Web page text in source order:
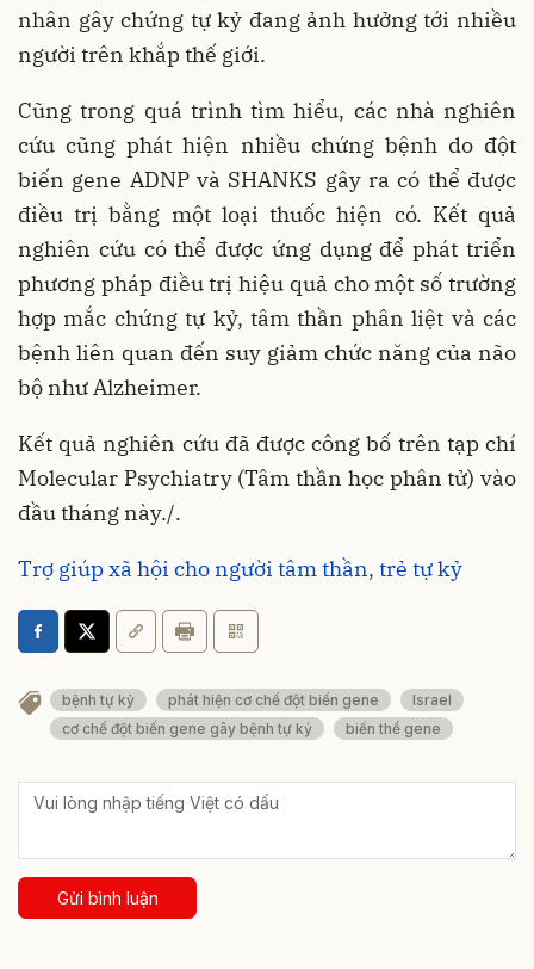
nhân gây chứng tự kỷ đang ảnh hưởng tới nhiều
người trên khắp thế giới.
Cũng trong quá trình tìm hiểu, các nhà nghiên
cứu cũng phát hiện nhiều chứng bệnh do đột
biến gene ADNP và SHANKS gây ra có thể được
điều trị bằng một loại thuốc hiện có. Kết quả
nghiên cứu có thể được ứng dụng để phát triển
phương pháp điều trị hiệu quả cho một số trường
hợp mắc chứng tự kỷ, tâm thần phân liệt và các
bệnh liên quan đến suy giảm chức năng của não
bộ như Alzheimer.
Kết quả nghiên cứu đã được công bố trên tạp chí
Molecular Psychiatry (Tâm thần học phân tử) vào
đầu tháng này./.
Trợ giúp xã hội cho người tâm thần, trẻ tự kỷ
bệnh tự kỷ phát hiện cơ chế đột biến gene
Israel
cơ chế đột biến gene gây bệnh tự kỷ
biến thể gene
Gửi bình luận